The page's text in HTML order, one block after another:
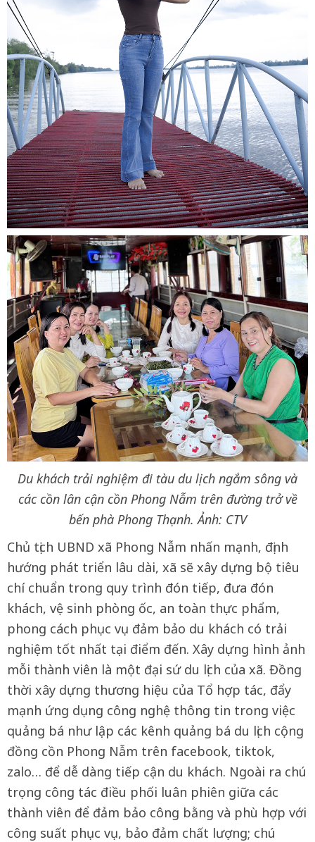
Du khách trải nghiệm đi tàu du lịch ngắm sông và
các cồn lân cận cồn Phong Nẫm trên đường trở về
bến phà Phong Thạnh. Ảnh: CTV
Chủ tịch UBND xã Phong Nẫm nhấn mạnh, định
hướng phát triển lâu dài, xã sẽ xây dựng bộ tiêu
chí chuẩn trong quy trình đón tiếp, đưa đón
khách, vệ sinh phòng ốc, an toàn thực phẩm,
phong cách phục vụ đảm bảo du khách có trải
nghiệm tốt nhất tại điểm đến. Xây dựng hình ảnh
mỗi thành viên là một đại sứ du lịch của xã. Đồng
thời xây dựng thương hiệu của Tổ hợp tác, đẩy
mạnh ứng dụng công nghệ thông tin trong việc
quảng bá như lập các kênh quảng bá du lịch cộng
đồng cồn Phong Nẫm trên facebook, tiktok,
zalo… để dễ dàng tiếp cận du khách. Ngoài ra chú
trọng công tác điều phối luân phiên giữa các
thành viên để đảm bảo công bằng và phù hợp với
công suất phục vụ, bảo đảm chất lượng; chú